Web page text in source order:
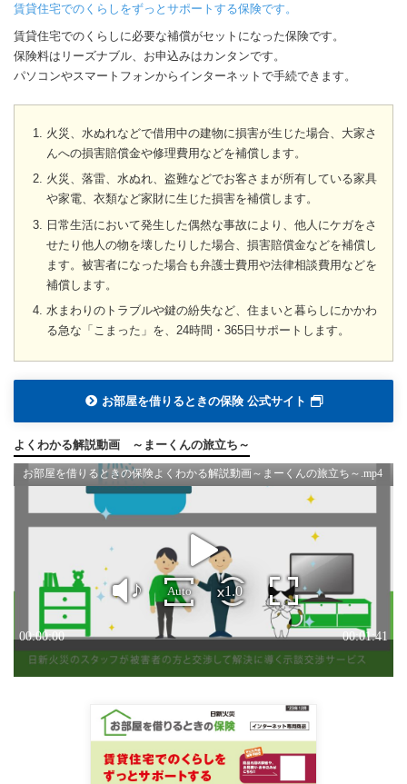
賃貸住宅でのくらしをずっとサポートする保険です。
賃貸住宅でのくらしに必要な補償がセットになった保険です。
保険料はリーズナブル、お申込みはカンタンです。
パソコンやスマートフォンからインターネットで手続できます。
火災、水ぬれなどで借用中の建物に損害が生じた場合、大家さ
んへの損害賠償金や修理費用などを補償します。
火災、落雷、水ぬれ、盗難などでお客さまが所有している家具
や家電、衣類など家財に生じた損害を補償します。
日常生活において発生した偶然な事故により、他人にケガをさ
せたり他人の物を壊したりした場合、損害賠償金などを補償し
ます。被害者になった場合も弁護士費用や法律相談費用などを
補償します。
水まわりのトラブルや鍵の紛失など、住まいと暮らしにかかわ
る急な「こまった」を、24時間・365日サポートします。
お部屋を借りるときの保険 公式サイト
よくわかる解説動画 ～まーくんの旅立ち～